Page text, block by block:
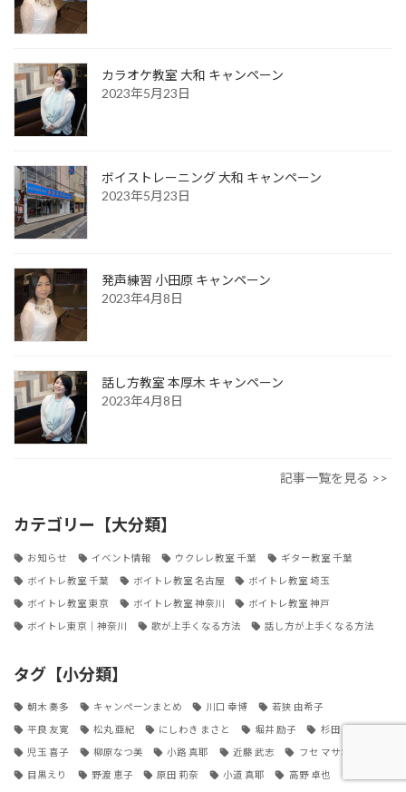
カラオケ教室 大和 キャンペーン
2023年5月23日
ボイストレーニング 大和 キャンペーン
2023年5月23日
発声練習 小田原 キャンペーン
2023年4月8日
話し方教室 本厚木 キャンペーン
2023年4月8日
記事一覧を見る >>
カテゴリー【大分類】
お知らせ イベント情報 ウクレレ教室 千葉 ギター教室 千葉
ボイトレ教室 千葉 ボイトレ教室 名古屋 ボイトレ教室 埼玉
ボイトレ教室 東京 ボイトレ教室 神奈川 ボイトレ教室 神戸
ボイトレ東京｜神奈川 歌が上手くなる方法 話し方が上手くなる方法
タグ【小分類】
朝木 奏多 キャンペーンまとめ 川口 幸博 若狭 由希子
平良 友寛 松丸 亜紀 にしわき まさと 堀井 励子 杉田 輝夫
児玉 喜子 柳原なつ美 小路 真耶 近藤 武志 フセ マサオ
目黒えり 野渡 恵子 原田 莉奈 小道 真耶 高野 卓也